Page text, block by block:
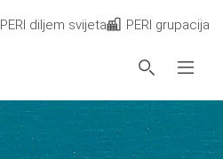
PERI diljem svijeta PERI grupacija